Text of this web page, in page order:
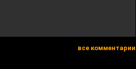
все комментарии